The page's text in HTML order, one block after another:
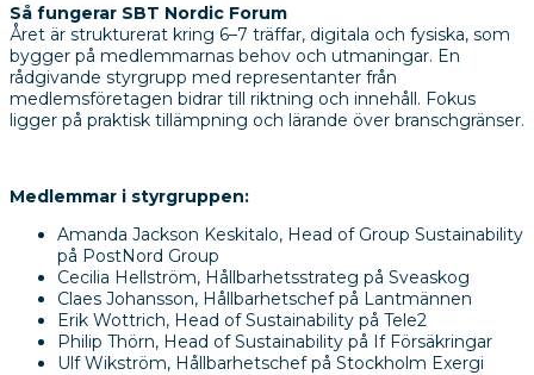
Så fungerar SBT Nordic Forum
Året är strukturerat kring 6–7 träffar, digitala och fysiska, som
bygger på medlemmarnas behov och utmaningar. En
rådgivande styrgrupp med representanter från
medlemsföretagen bidrar till riktning och innehåll. Fokus
ligger på praktisk tillämpning och lärande över branschgränser.
Medlemmar i styrgruppen:
Amanda Jackson Keskitalo, Head of Group Sustainability
på PostNord Group
Cecilia Hellström, Hållbarhetsstrateg på Sveaskog
Claes Johansson, Hållbarhetschef på Lantmännen
Erik Wottrich, Head of Sustainability på Tele2
Philip Thörn, Head of Sustainability på If Försäkringar
Ulf Wikström, Hållbarhetschef på Stockholm Exergi